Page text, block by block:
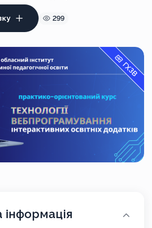
299
ГХЗВ
інформація